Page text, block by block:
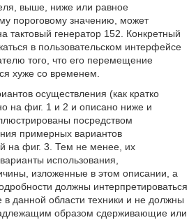
выше, ниже или равное
пороговому значению, может
тактовый генератор 152. Конкретный
в пользовательском интерфейсе
того, что его перемещение
хуже со временем.
осуществления (как кратко
на фиг. 1 и 2 и описано ниже и
посредством
примерных вариантов
на фиг. 3. Тем не менее, их
использования,
изложенные в этом описании, а
должны интерпретироваться
данной области техники и не должны
образом сдерживающие или